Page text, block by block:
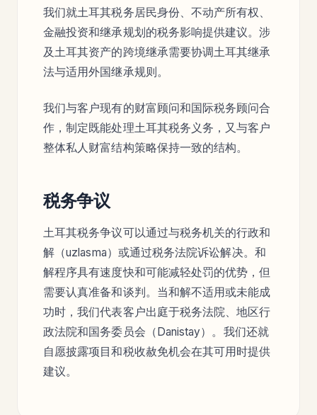
我们就土耳其税务居民身份、不动产所有权、
金融投资和继承规划的税务影响提供建议。涉
及土耳其资产的跨境继承需要协调土耳其继承
法与适用外国继承规则。
我们与客户现有的财富顾问和国际税务顾问合
作，制定既能处理土耳其税务义务，又与客户
整体私人财富结构策略保持一致的结构。
税务争议
土耳其税务争议可以通过与税务机关的行政和
解（uzlasma）或通过税务法院诉讼解决。和
解程序具有速度快和可能减轻处罚的优势，但
需要认真准备和谈判。当和解不适用或未能成
功时，我们代表客户出庭于税务法院、地区行
政法院和国务委员会（Danistay）。我们还就
自愿披露项目和税收赦免机会在其可用时提供
建议。